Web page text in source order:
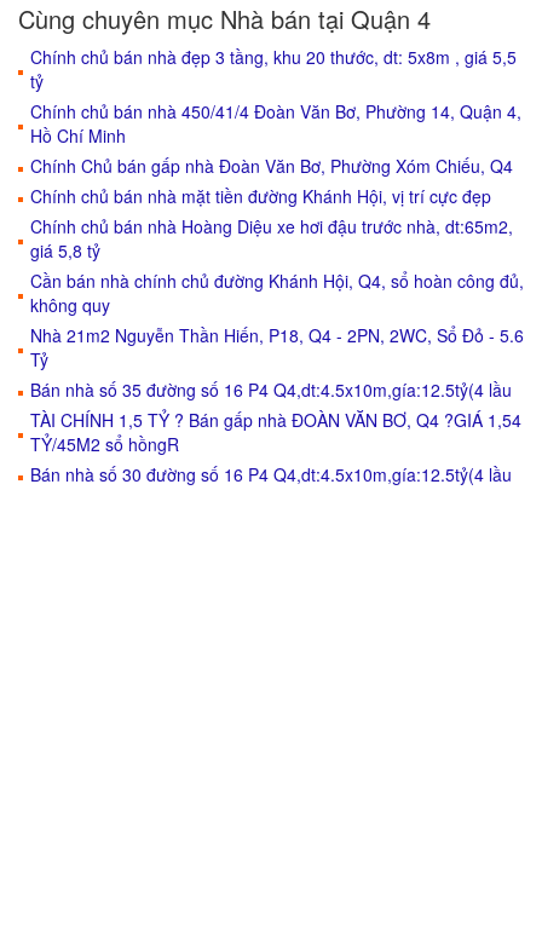
Cùng chuyên mục Nhà bán tại Quận 4
Chính chủ bán nhà đẹp 3 tầng, khu 20 thước, dt: 5x8m , giá 5,5
tỷ
Chính chủ bán nhà 450/41/4 Đoàn Văn Bơ, Phường 14, Quận 4,
Hồ Chí Minh
Chính Chủ bán gấp nhà Đoàn Văn Bơ, Phường Xóm Chiếu, Q4
Chính chủ bán nhà mặt tiền đường Khánh Hội, vị trí cực đẹp
Chính chủ bán nhà Hoàng Diệu xe hơi đậu trước nhà, dt:65m2,
giá 5,8 tỷ
Cần bán nhà chính chủ đường Khánh Hội, Q4, sổ hoàn công đủ,
không quy
Nhà 21m2 Nguyễn Thần Hiến, P18, Q4 - 2PN, 2WC, Sổ Đỏ - 5.6
Tỷ
Bán nhà số 35 đường số 16 P4 Q4,dt:4.5x10m,gía:12.5tỷ(4 lầu
TÀI CHÍNH 1,5 TỶ ? Bán gấp nhà ĐOÀN VĂN BƠ, Q4 ?GIÁ 1,54
TỶ/45M2 sổ hồngR
Bán nhà số 30 đường số 16 P4 Q4,dt:4.5x10m,gía:12.5tỷ(4 lầu